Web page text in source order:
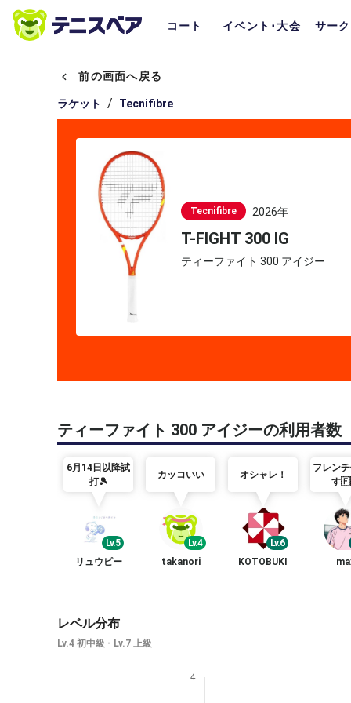
コート イベント･大会 サー
前の画面へ戻る
ラケット / Tecnifibre
Tecnifibre 2026年
T-FIGHT 300 IG
ティーファイト 300 アイジー
ティーファイト 300 アイジーの利用者数
6月14日以降試
打🎾
Lv.5
リュウピー
カッコいい
Lv.4
takanori
オシャレ！
Lv.6
KOTOBUKI
フレン
す
レベル分布
Lv.4 初中級 - Lv.7 上級